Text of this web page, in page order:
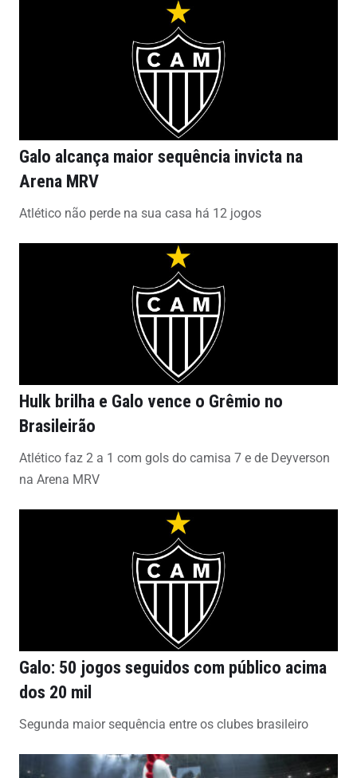
Galo alcança maior sequência invicta na
Arena MRV
Atlético não perde na sua casa há 12 jogos
Hulk brilha e Galo vence o Grêmio no
Brasileirão
Atlético faz 2 a 1 com gols do camisa 7 e de Deyverson
na Arena MRV
Galo: 50 jogos seguidos com público acima
dos 20 mil
Segunda maior sequência entre os clubes brasileiro